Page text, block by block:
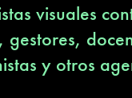
visuales
y otros